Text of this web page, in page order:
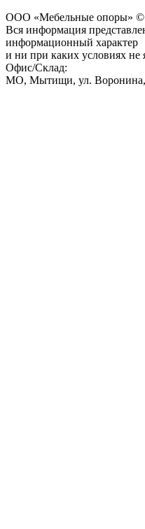
ООО «Мебельные опоры» ©
Вся информация
информационный характер
и ни при каких условиях не
Офис/Склад:
МО, Мытищи, ул.